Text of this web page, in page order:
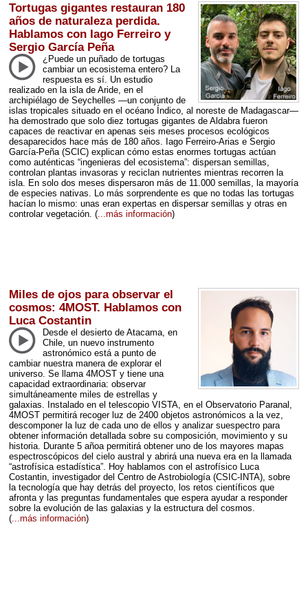
Tortugas gigantes restauran 180
años de naturaleza perdida.
Hablamos con Iago Ferreiro y
Sergio García Peña
¿Puede un puñado de tortugas
cambiar un ecosistema entero? La
respuesta es sí. Un estudio
realizado en la isla de Aride, en el
archipiélago de Seychelles —un conjunto de
islas tropicales situado en el océano Índico, al noreste de Madagascar—
ha demostrado que solo diez tortugas gigantes de Aldabra fueron
capaces de reactivar en apenas seis meses procesos ecológicos
desaparecidos hace más de 180 años. Iago Ferreiro-Arias e Sergio
García-Peña (SCIC) explican cómo estas enormes tortugas actúan
como auténticas “ingenieras del ecosistema”: dispersan semillas,
controlan plantas invasoras y reciclan nutrientes mientras recorren la
isla. En solo dos meses dispersaron más de 11.000 semillas, la mayoría
de especies nativas. Lo más sorprendente es que no todas las tortugas
hacían lo mismo: unas eran expertas en dispersar semillas y otras en
controlar vegetación. (...más información)
Miles de ojos para observar el
cosmos: 4MOST. Hablamos con
Luca Costantin
Desde el desierto de Atacama, en
Chile, un nuevo instrumento
astronómico está a punto de
cambiar nuestra manera de explorar el
universo. Se llama 4MOST y tiene una
capacidad extraordinaria: observar
simultáneamente miles de estrellas y
galaxias. Instalado en el telescopio VISTA, en el Observatorio Paranal,
4MOST permitirá recoger luz de 2400 objetos astronómicos a la vez,
descomponer la luz de cada uno de ellos y analizar suespectro para
obtener información detallada sobre su composición, movimiento y su
historia. Durante 5 añoa permitirá obtener uno de los mayores mapas
espectroscópicos del cielo austral y abrirá una nueva era en la llamada
“astrofísica estadística”. Hoy hablamos con el astrofísico Luca
Costantin, investigador del Centro de Astrobiología (CSIC-INTA), sobre
la tecnología que hay detrás del proyecto, los retos científicos que
afronta y las preguntas fundamentales que espera ayudar a responder
sobre la evolución de las galaxias y la estructura del cosmos.
(...más información)